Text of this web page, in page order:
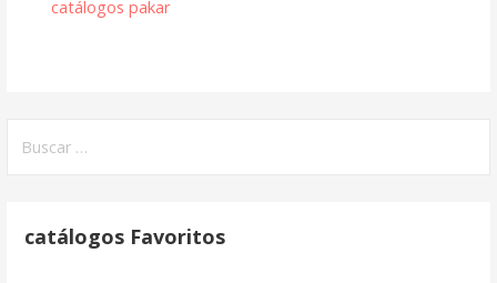
catálogos pakar
catálogos Favoritos